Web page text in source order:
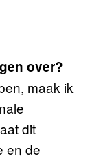
over?
maak ik
dit
en de